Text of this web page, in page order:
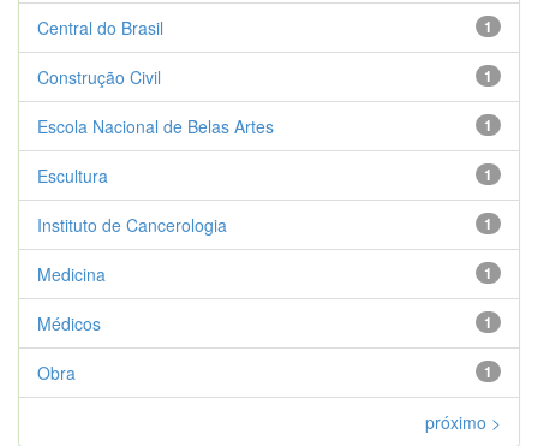
1
Central do Brasil
1
Construção Civil
1
Escola Nacional de Belas Artes
1
Escultura
1
Instituto de Cancerologia
1
Medicina
1
Médicos
1
Obra
próximo >